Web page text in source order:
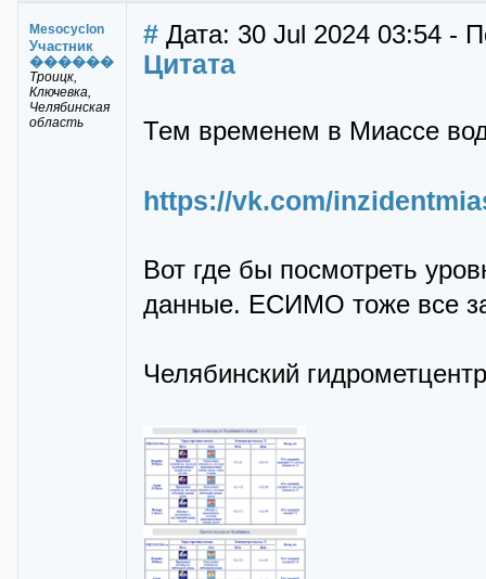
Mesocyclon
Участник
������
Троицк,
Ключевка,
Челябинская
область
# Дата: 30 Jul 2024 03:54 -
Цитата
Тем временем в Миассе
https://vk.com/
Вот где бы посмотреть
данные. ЕСИМО тоже все
Челябинский